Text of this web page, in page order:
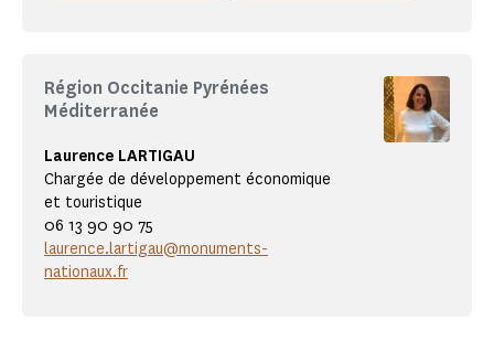
Région Occitanie Pyrénées
Méditerranée
Laurence LARTIGAU
Chargée de développement économique
et touristique
06 13 90 90 75
laurence.lartigau@monuments-
nationaux.fr